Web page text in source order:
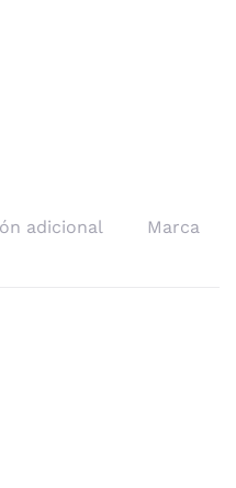
adicional
Marca